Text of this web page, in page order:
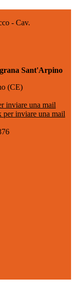
- Cav.
Sant'Arpino
(CE)
inviare una mail
per inviare una mail